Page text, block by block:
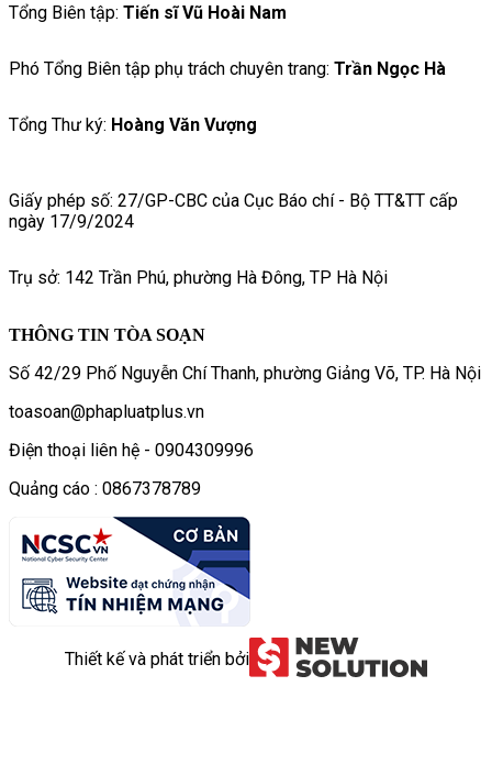
Tổng Biên tập: Tiến sĩ Vũ Hoài Nam
Phó Tổng Biên tập phụ trách chuyên trang: Trần Ngọc Hà
Tổng Thư ký: Hoàng Văn Vượng
Giấy phép số: 27/GP-CBC của Cục Báo chí - Bộ TT&TT cấp
ngày 17/9/2024
Trụ sở: 142 Trần Phú, phường Hà Đông, TP Hà Nội
THÔNG TIN TÒA SOẠN
Số 42/29 Phố Nguyễn Chí Thanh, phường Giảng Võ, TP. Hà Nội
toasoan@phapluatplus.vn
Điện thoại liên hệ - 0904309996
Quảng cáo : 0867378789
Thiết kế và phát triển bởi